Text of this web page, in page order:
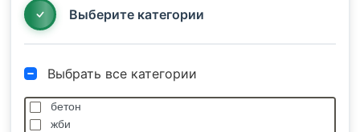
Выберите категории
Выбрать все категории
бетон
жби